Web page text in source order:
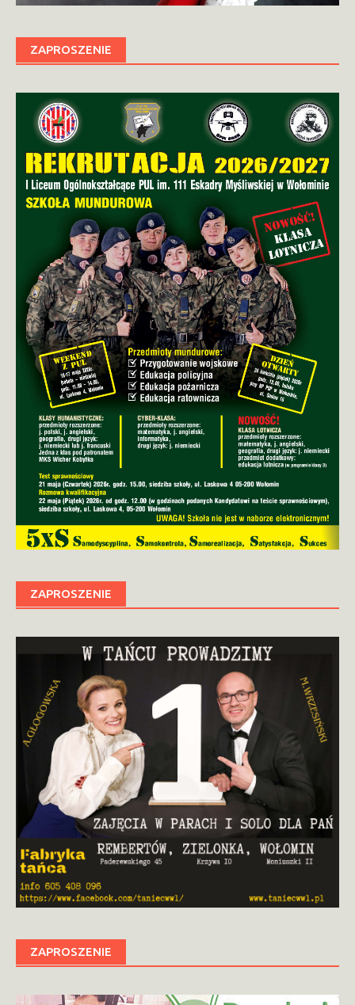
ZAPROSZENIE
ZAPROSZENIE
ZAPROSZENIE